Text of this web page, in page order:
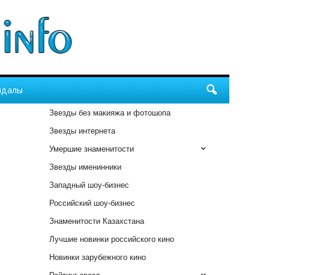
Звезды без макияжа и фотошопа
Звезды интернета
Умершие знаменитости
Звезды именинники
Западный шоу-бизнес
Российский шоу-бизнес
Знаменитости Казахстана
Лучшие новинки российского кино
Новинки зарубежного кино